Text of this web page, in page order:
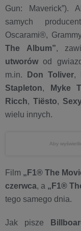
Gun: Maverick”).
samych
Oscarami®,
The Album”,
utworówod
m.in.
Don Toliver,
Stapleton, Myke
Ricch,Tiësto,
wielu innych.
Aby
Film „F1® The
czerwca, a „F1®
tego samego dnia.
Jak pisze